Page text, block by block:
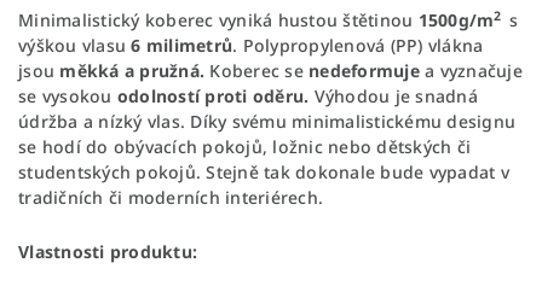
Minimalistický koberec vyniká hustou štětinou 1500g/m2 s
výškou vlasu 6 milimetrů. Polypropylenová (PP) vlákna
jsou měkká a pružná. Koberec se nedeformuje a vyznačuje
se vysokou odolností proti oděru. Výhodou je snadná
údržba a nízký vlas. Díky svému minimalistickému designu
se hodí do obývacích pokojů, ložnic nebo dětských či
studentských pokojů. Stejně tak dokonale bude vypadat v
tradičních či moderních interiérech.
Vlastnosti produktu: